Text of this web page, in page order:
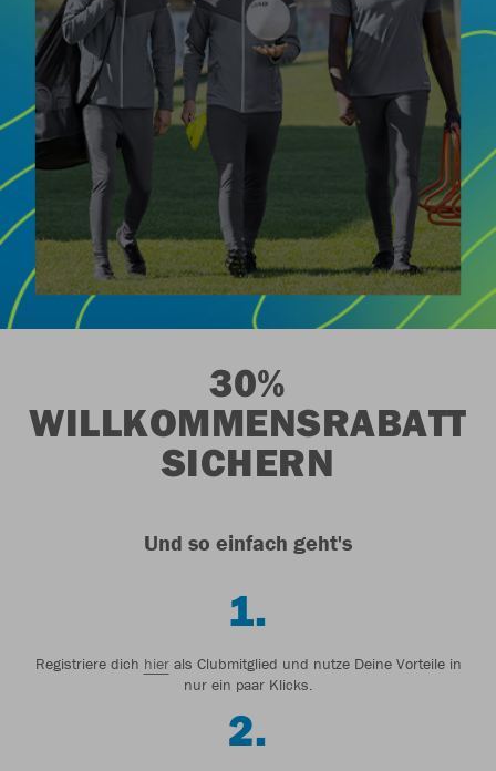
30%
WILLKOMMENSRABATT
SICHERN
Und so einfach geht's
1.
Registriere dich hierals Clubmitglied und nutze Deine Vorteile in
nur ein paar Klicks.
2.